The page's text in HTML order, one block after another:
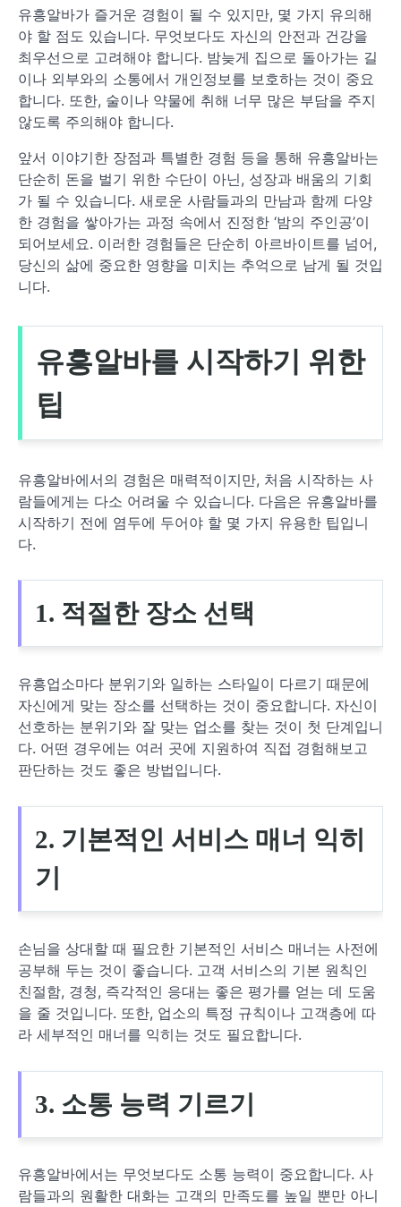
유흥알바가 즐거운 경험이 될 수 있지만, 몇 가지 유의해
야 할 점도 있습니다. 무엇보다도 자신의 안전과 건강을
최우선으로 고려해야 합니다. 밤늦게 집으로 돌아가는 길
이나 외부와의 소통에서 개인정보를 보호하는 것이 중요
합니다. 또한, 술이나 약물에 취해 너무 많은 부담을 주지
않도록 주의해야 합니다.
앞서 이야기한 장점과 특별한 경험 등을 통해 유흥알바는
단순히 돈을 벌기 위한 수단이 아닌, 성장과 배움의 기회
가 될 수 있습니다. 새로운 사람들과의 만남과 함께 다양
한 경험을 쌓아가는 과정 속에서 진정한 ‘밤의 주인공’이
되어보세요. 이러한 경험들은 단순히 아르바이트를 넘어,
당신의 삶에 중요한 영향을 미치는 추억으로 남게 될 것입
니다.
유흥알바를 시작하기 위한
팁
유흥알바에서의 경험은 매력적이지만, 처음 시작하는 사
람들에게는 다소 어려울 수 있습니다. 다음은 유흥알바를
시작하기 전에 염두에 두어야 할 몇 가지 유용한 팁입니
다.
1. 적절한 장소 선택
유흥업소마다 분위기와 일하는 스타일이 다르기 때문에
자신에게 맞는 장소를 선택하는 것이 중요합니다. 자신이
선호하는 분위기와 잘 맞는 업소를 찾는 것이 첫 단계입니
다. 어떤 경우에는 여러 곳에 지원하여 직접 경험해보고
판단하는 것도 좋은 방법입니다.
2. 기본적인 서비스 매너 익히
기
손님을 상대할 때 필요한 기본적인 서비스 매너는 사전에
공부해 두는 것이 좋습니다. 고객 서비스의 기본 원칙인
친절함, 경청, 즉각적인 응대는 좋은 평가를 얻는 데 도움
을 줄 것입니다. 또한, 업소의 특정 규칙이나 고객층에 따
라 세부적인 매너를 익히는 것도 필요합니다.
3. 소통 능력 기르기
유흥알바에서는 무엇보다도 소통 능력이 중요합니다. 사
람들과의 원활한 대화는 고객의 만족도를 높일 뿐만 아니